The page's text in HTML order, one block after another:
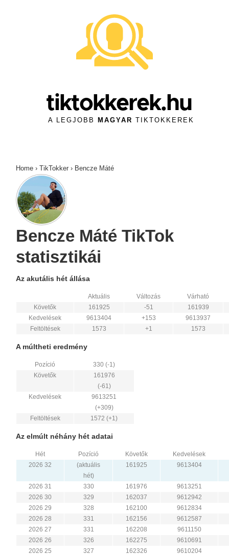
tiktokkerek.hu
A LEGJOBB MAGYAR TIKTOKKEREK
Home › TikTokker › Bencze Máté
Bencze Máté TikTok
statisztikái
Az akutális hét állása
Aktuális Változás
Várható
Követők
161925 -51
161939
Kedvelések
9613404 +153
9613937
Feltöltések
1573 +1 1573
A múltheti eredmény
Pozíció
330 (-1)
Követők
161976
(-61)
Kedvelések
9613251
(+309)
Feltöltések
1572 (+1)
Az elmúlt néhány hét adatai
Hét Pozíció Követők
Kedvelések
2026 32
(aktuális
hét)
161925 9613404
2026 31 330 161976
9613251
2026 30
329 162037
9612942
2026 29
328 162100
9612834
2026 28
331 162156
9612587
2026 27
331 162208
9611150
2026 26
326 162275
9610691
2026 25
327 162326
9610204